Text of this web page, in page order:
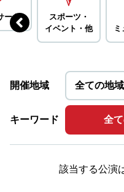
ート
スポーツ・
イベント・ 他
開催地域
キーワード 全
該当する公演